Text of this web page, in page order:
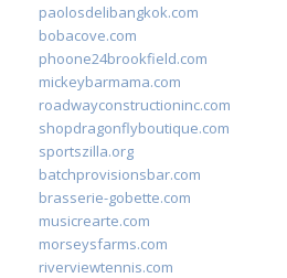
paolosdelibangkok.com
bobacove.com
phoone24brookfield.com
mickeybarmama.com
roadwayconstructioninc.com
shopdragonflyboutique.com
sportszilla.org
batchprovisionsbar.com
brasserie-gobette.com
musicrearte.com
morseysfarms.com
riverviewtennis.com